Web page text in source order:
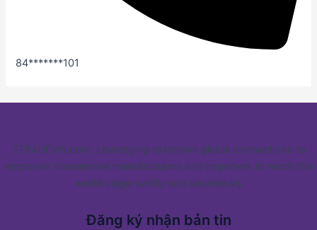
84*******101
STRADEVN.com: Leveraging extensive global connections to
empower Vietnamese manufacturers and importers to reach the
world stage swiftly and seamlessly
Đăng ký nhận bản tin